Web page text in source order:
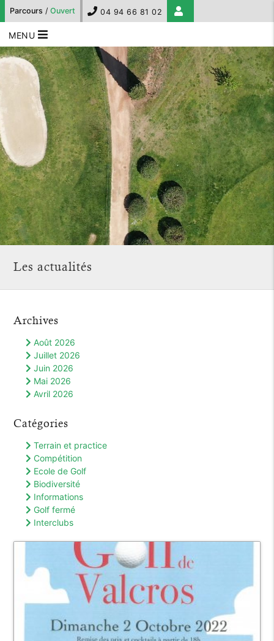
Parcours / Ouvert 04 94 66 81 02
MENU
Les actualités
Archives
Août 2026
Juillet 2026
Juin 2026
Mai 2026
Avril 2026
Catégories
Terrain et practice
Compétition
Ecole de Golf
Biodiversité
Informations
Golf fermé
Interclubs